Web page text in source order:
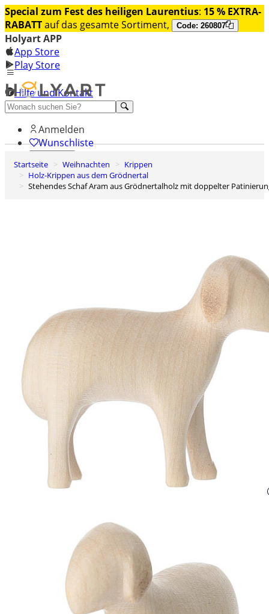
Special zum Fest des heiligen Laurentius: 15 % EXTRA-
RABATTauf das gesamte Sortiment, Code: 260807
Holyart APP
App Store
Play Store
Hilfe und Kontakt
Entdecken Sie Premium
Anmelden
Wunschliste
0
Warenkorb
Startseite Weihnachten
Krippen
Holz-Krippen aus dem Grödnertal
Stehendes Schaf Aram aus Grödnertalholz mit doppelter